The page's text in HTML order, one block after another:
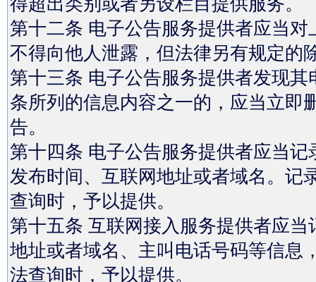
第十二条 电子公告服务提供者应当
不得向他人泄露，但法律另有规定的
第十三条 电子公告服务提供者发现
条所列的信息内容之一的，应当立即
告。
第十四条 电子公告服务提供者应当
发布时间、互联网地址或者域名。记
查询时，予以提供。
第十五条 互联网接入服务提供者应
地址或者域名、主叫电话号码等信息
法查询时，予以提供。